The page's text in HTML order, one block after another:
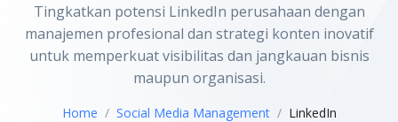
Tingkatkan potensi LinkedIn perusahaan dengan
manajemen profesional dan strategi konten inovatif
untuk memperkuat visibilitas dan jangkauan bisnis
maupun organisasi.
Home Social Media Management LinkedIn